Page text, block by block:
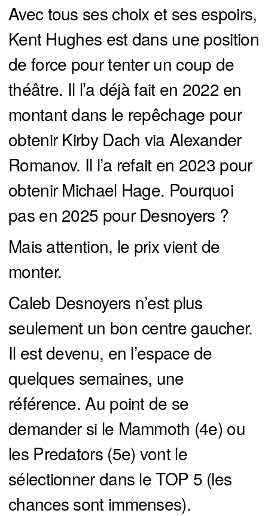
Avec tous ses choix et ses espoirs,
Kent Hughes est dans une position
de force pour tenter un coup de
théâtre. Il l’a déjà fait en 2022 en
montant dans le repêchage pour
obtenir Kirby Dach via Alexander
Romanov. Il l’a refait en 2023 pour
obtenir Michael Hage. Pourquoi
pas en 2025 pour Desnoyers ?
Mais attention, le prix vient de
monter.
Caleb Desnoyers n’est plus
seulement un bon centre gaucher.
Il est devenu, en l’espace de
quelques semaines, une
référence. Au point de se
demander si le Mammoth (4e) ou
les Predators (5e) vont le
sélectionner dans le TOP 5 (les
chances sont immenses).